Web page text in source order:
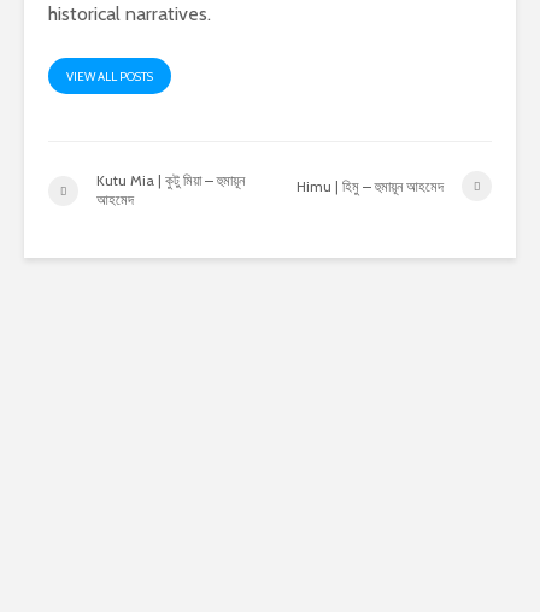
historical narratives.
VIEW ALL POSTS
Kutu Mia | কুটু মিয়া – হুমায়ূন
আহমেদ
Himu | হিমু – হুমায়ূন আহমেদ